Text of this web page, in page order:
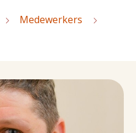
Medewerkers